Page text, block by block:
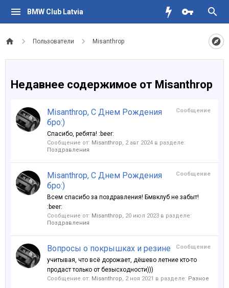
BMW Club Latvia
Пользователи Misanthrop
Недавнее содержимое от Misanthrop
Сообщение
Misanthrop, С Днем Рождения
бро:)
Спасибо, ребята! :beer:
Сообщение от: Misanthrop, 2 авг 2024 в разделе:
Поздравления
Сообщение
Misanthrop, С Днем Рождения
бро:)
Всем спасибо за поздравления! Бмвклуб не забыт!
:beer:
Сообщение от: Misanthrop, 20 июл 2023 в разделе:
Поздравления
Сообщение
Вопросы о покрышках и резине
учитывая, что всё дорожает, дёшево летние кто-то
продаст только от безысходности)))
Сообщение от: Misanthrop, 2 ноя 2021 в разделе: Разное